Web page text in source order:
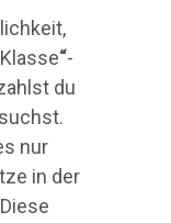
,
“-
du
nur
in der